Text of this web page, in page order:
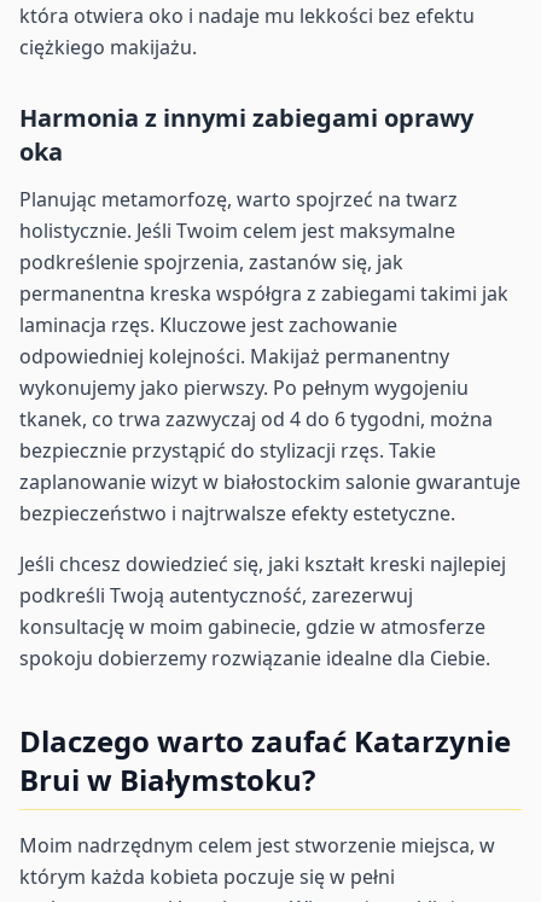
która otwiera oko i nadaje mu lekkości bez efektu
ciężkiego makijażu.
Harmonia z innymi zabiegami oprawy
oka
Planując metamorfozę, warto spojrzeć na twarz
holistycznie. Jeśli Twoim celem jest maksymalne
podkreślenie spojrzenia, zastanów się, jak
permanentna kreska współgra z zabiegami takimi jak
laminacja rzęs. Kluczowe jest zachowanie
odpowiedniej kolejności. Makijaż permanentny
wykonujemy jako pierwszy. Po pełnym wygojeniu
tkanek, co trwa zazwyczaj od 4 do 6 tygodni, można
bezpiecznie przystąpić do stylizacji rzęs. Takie
zaplanowanie wizyt w białostockim salonie gwarantuje
bezpieczeństwo i najtrwalsze efekty estetyczne.
Jeśli chcesz dowiedzieć się, jaki kształt kreski najlepiej
podkreśli Twoją autentyczność, zarezerwuj
konsultację w moim gabinecie, gdzie w atmosferze
spokoju dobierzemy rozwiązanie idealne dla Ciebie.
Dlaczego warto zaufać Katarzynie
Brui w Białymstoku?
Moim nadrzędnym celem jest stworzenie miejsca, w
którym każda kobieta poczuje się w pełni